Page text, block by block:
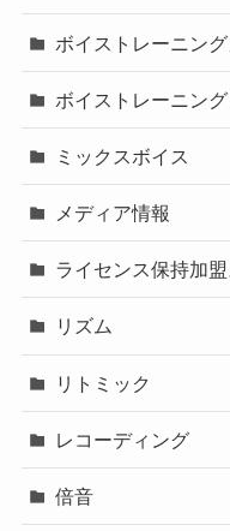
ボイストレーニン
ボイストレーニン
ミックスボイス
メディア情報
ライセンス保持加
リズム
リトミック
レコーディング
倍音